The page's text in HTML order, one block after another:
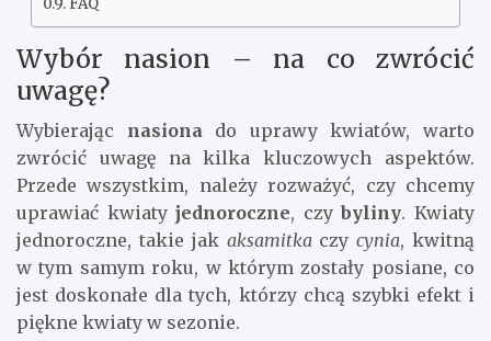
Wybór nasion – na co zwrócić
uwagę?
Wybierając nasiona do uprawy kwiatów, warto
zwrócić uwagę na kilka kluczowych aspektów.
Przede wszystkim, należy rozważyć, czy chcemy
uprawiać kwiatyjednoroczne, czybyliny. Kwiaty
jednoroczne, takie jak aksamitkaczycynia, kwitną
w tym samym roku, w którym zostały posiane, co
jest doskonałe dla tych, którzy chcą szybki efekt i
piękne kwiaty w sezonie.